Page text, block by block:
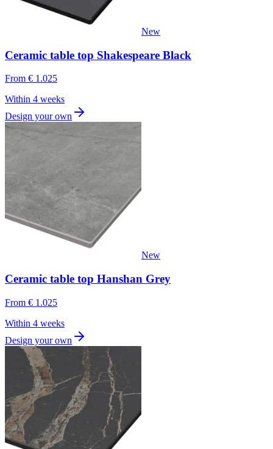
New
Ceramic table top Shakespeare Black
From € 1.025
Within 4 weeks
Design your own
New
Ceramic table top Hanshan Grey
From € 1.025
Within 4 weeks
Design your own